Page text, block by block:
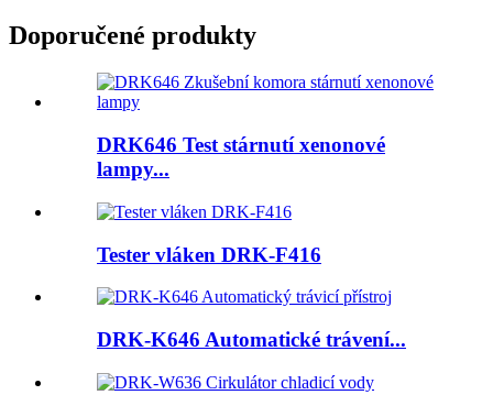
Doporučené produkty
DRK646 Test stárnutí xenonové
lampy...
Tester vláken DRK-F416
DRK-K646 Automatické trávení...